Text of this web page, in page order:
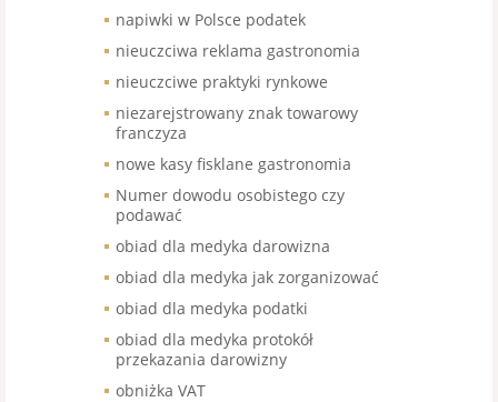
napiwki w Polsce podatek
nieuczciwa reklama gastronomia
nieuczciwe praktyki rynkowe
niezarejstrowany znak towarowy
franczyza
nowe kasy fisklane gastronomia
Numer dowodu osobistego czy
podawać
obiad dla medyka darowizna
obiad dla medyka jak zorganizować
obiad dla medyka podatki
obiad dla medyka protokół
przekazania darowizny
obniżka VAT